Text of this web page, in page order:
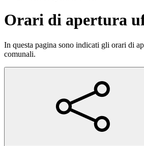
Orari di apertura
In questa pagina sono indicati gli orari di
comunali.